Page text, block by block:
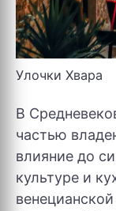
Улочки Хвара
В
частью
влияние до
культуре и